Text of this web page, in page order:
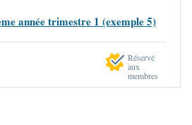
année trimestre 1 (exemple 5)
Réservé
aux
membres